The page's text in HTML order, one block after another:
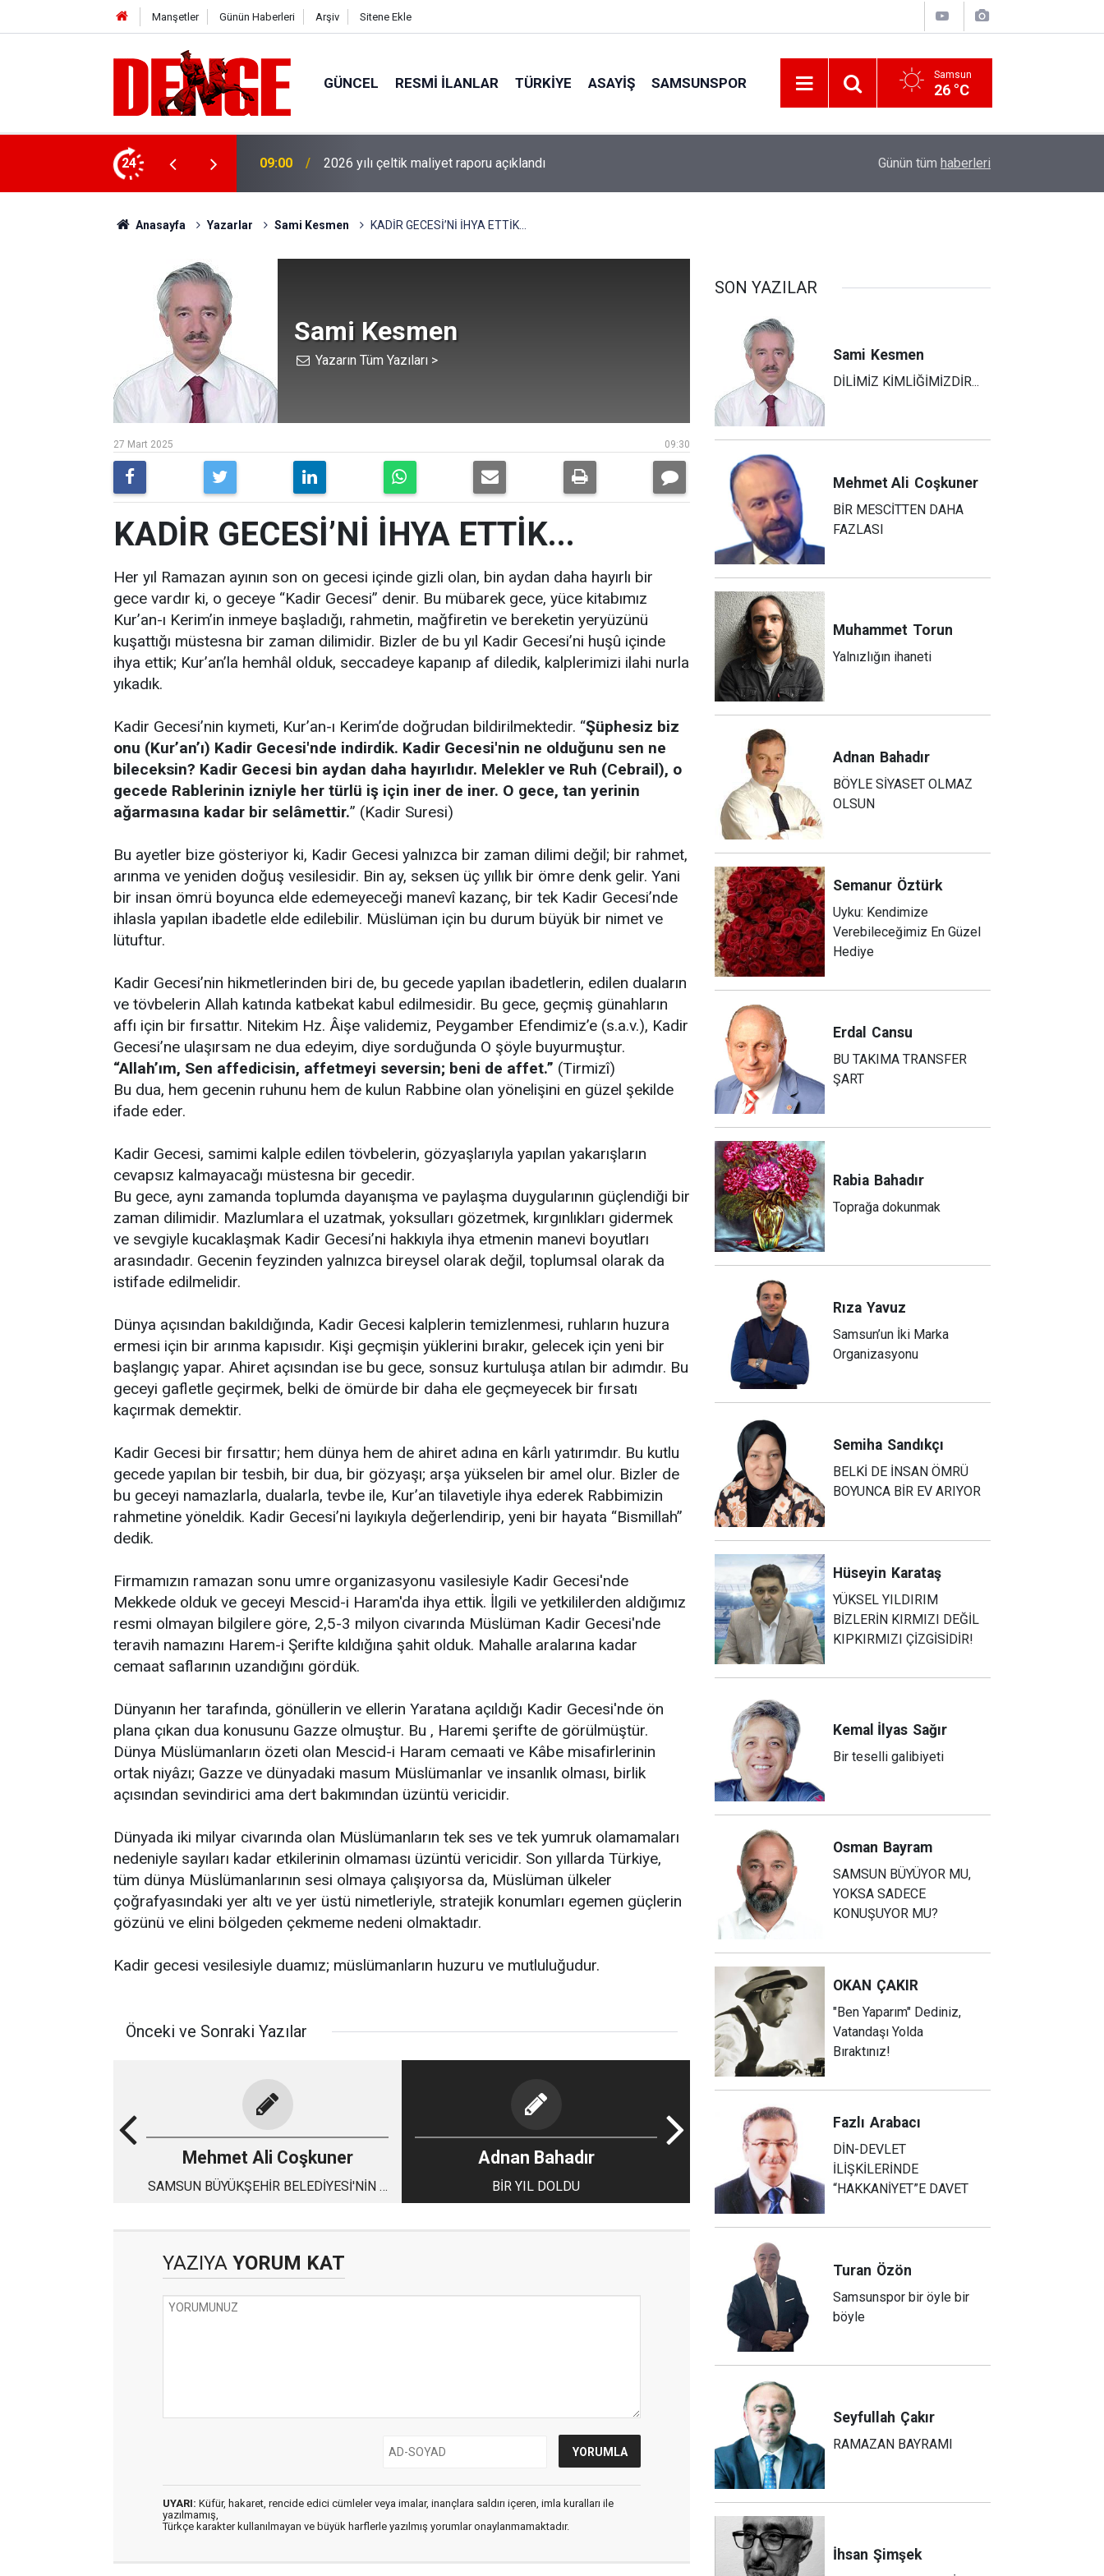
Manşetler Günün Haberleri Arşiv Sitene Ekle
GÜNCEL RESMI İLANLAR TÜRKİYE ASAYİŞ SAMSUNSPOR Samsun
26 °C
24 08:19 Yangın sonucu ev ve traktör kullanılmaz hale geldi Samsun'da uyuşturucu operasyonu: 8 gözaltı
Günün tüm haberleri
Anasayfa Yazarlar Sami Kesmen KADİR GECESİ’Nİ İHYA ETTİK...
Sami Kesmen
Yazarın Tüm Yazıları >
09:30
27 Mart 2025
KADİR GECESİ’Nİ İHYA ETTİK...
Her yıl Ramazan ayının son on gecesi içinde gizli olan, bin aydan daha hayırlı bir
gece vardır ki, o geceye “Kadir Gecesi” denir. Bu mübarek gece, yüce kitabımız
Kur’an-ı Kerim’in inmeye başladığı, rahmetin, mağfiretin ve bereketin yeryüzünü
kuşattığı müstesna bir zaman dilimidir. Bizler de bu yıl Kadir Gecesi’ni huşû içinde
ihya ettik; Kur’an’la hemhâl olduk, seccadeye kapanıp af diledik, kalplerimizi ilahi nurla
yıkadık.
Kadir Gecesi’nin kıymeti, Kur’an-ı Kerim’de doğrudan bildirilmektedir. “Şüphesiz biz
onu (Kur’an’ı) Kadir Gecesi'nde indirdik. Kadir Gecesi'nin ne olduğunu sen ne
bileceksin? Kadir Gecesi bin aydan daha hayırlıdır. Melekler ve Ruh (Cebrail), o
gecede Rablerinin izniyle her türlü iş için iner de iner. O gece, tan yerinin
ağarmasına kadar bir selâmettir.” (Kadir Suresi)
Bu ayetler bize gösteriyor ki, Kadir Gecesi yalnızca bir zaman dilimi değil; bir rahmet,
arınma ve yeniden doğuş vesilesidir. Bin ay, seksen üç yıllık bir ömre denk gelir. Yani
bir insan ömrü boyunca elde edemeyeceği manevî kazanç, bir tek Kadir Gecesi’nde
ihlasla yapılan ibadetle elde edilebilir. Müslüman için bu durum büyük bir nimet ve
lütuftur.
Kadir Gecesi’nin hikmetlerinden biri de, bu gecede yapılan ibadetlerin, edilen duaların
ve tövbelerin Allah katında katbekat kabul edilmesidir. Bu gece, geçmiş günahların
affı için bir fırsattır. Nitekim Hz. Âişe validemiz, Peygamber Efendimiz’e (s.a.v.), Kadir
Gecesi’ne ulaşırsam ne dua edeyim, diye sorduğunda O şöyle buyurmuştur.
“Allah’ım, Sen affedicisin, affetmeyi seversin; beni de affet.” (Tirmizî)
Bu dua, hem gecenin ruhunu hem de kulun Rabbine olan yönelişini en güzel şekilde
ifade eder.
Kadir Gecesi, samimi kalple edilen tövbelerin, gözyaşlarıyla yapılan yakarışların
cevapsız kalmayacağı müstesna bir gecedir.
Bu gece, aynı zamanda toplumda dayanışma ve paylaşma duygularının güçlendiği bir
zaman dilimidir. Mazlumlara el uzatmak, yoksulları gözetmek, kırgınlıkları gidermek
ve sevgiyle kucaklaşmak Kadir Gecesi’ni hakkıyla ihya etmenin manevi boyutları
arasındadır. Gecenin feyzinden yalnızca bireysel olarak değil, toplumsal olarak da
istifade edilmelidir.
Dünya açısından bakıldığında, Kadir Gecesi kalplerin temizlenmesi, ruhların huzura
ermesi için bir arınma kapısıdır. Kişi geçmişin yüklerini bırakır, gelecek için yeni bir
başlangıç yapar. Ahiret açısından ise bu gece, sonsuz kurtuluşa atılan bir adımdır. Bu
geceyi gafletle geçirmek, belki de ömürde bir daha ele geçmeyecek bir fırsatı
kaçırmak demektir.
Kadir Gecesi bir fırsattır; hem dünya hem de ahiret adına en kârlı yatırımdır. Bu kutlu
gecede yapılan bir tesbih, bir dua, bir gözyaşı; arşa yükselen bir amel olur. Bizler de
bu geceyi namazlarla, dualarla, tevbe ile, Kur’an tilavetiyle ihya ederek Rabbimizin
rahmetine yöneldik. Kadir Gecesi’ni layıkıyla değerlendirip, yeni bir hayata “Bismillah”
dedik.
Firmamızın ramazan sonu umre organizasyonu vasilesiyle Kadir Gecesi'nde
Mekkede olduk ve geceyi Mescid-i Haram'da ihya ettik. İlgili ve yetkililerden aldığımız
resmi olmayan bilgilere göre, 2,5-3 milyon civarında Müslüman Kadir Gecesi'nde
teravih namazını Harem-i Şerifte kıldığına şahit olduk. Mahalle aralarına kadar
cemaat saflarının uzandığını gördük.
Dünyanın her tarafında, gönüllerin ve ellerin Yaratana açıldığı Kadir Gecesi'nde ön
plana çıkan dua konusunu Gazze olmuştur. Bu , Haremi şerifte de görülmüştür.
Dünya Müslümanların özeti olan Mescid-i Haram cemaati ve Kâbe misafirlerinin
ortak niyâzı; Gazze ve dünyadaki masum Müslümanlar ve insanlık olması, birlik
açısından sevindirici ama dert bakımından üzüntü vericidir.
Dünyada iki milyar civarında olan Müslümanların tek ses ve tek yumruk olamamaları
nedeniyle sayıları kadar etkilerinin olmaması üzüntü vericidir. Son yıllarda Türkiye,
tüm dünya Müslümanlarının sesi olmaya çalışıyorsa da, Müslüman ülkeler
çoğrafyasındaki yer altı ve yer üstü nimetleriyle, stratejik konumları egemen güçlerin
gözünü ve elini bölgeden çekmeme nedeni olmaktadır.
Kadir gecesi vesilesiyle duamız; müslümanların huzuru ve mutluluğudur.
Önceki ve Sonraki Yazılar
Mehmet Ali Coşkuner
SAMSUN BÜYÜKŞEHİR BELEDİYESİ'NİN 1
Adnan Bahadır
BİR YIL DOLDU
YAZIYA YORUM KAT
UYARI: Küfür, hakaret, rencide edici cümleler veya imalar, inançlara saldırı içeren, imla kuralları ile
yazılmamış,
Türkçe karakter kullanılmayan ve büyük harflerle yazılmış yorumlar onaylanmamaktadır.
SON YAZILAR
Sami Kesmen
DİLİMİZ KİMLİĞİMİZDİR...
Mehmet Ali Coşkuner
BİR MESCİTTEN DAHA
FAZLASI
Muhammet Torun
Yalnızlığın ihaneti
Adnan Bahadır
BÖYLE SİYASET OLMAZ
OLSUN
Semanur Öztürk
Uyku: Kendimize
Verebileceğimiz En Güzel
Hediye
Erdal Cansu
BU TAKIMA TRANSFER
ŞART
Rabia Bahadır
Toprağa dokunmak
Rıza Yavuz
Samsun’un İki Marka
Organizasyonu
Semiha Sandıkçı
BELKİ DE İNSAN ÖMRÜ
BOYUNCA BİR EV ARIYOR
Hüseyin Karataş
YÜKSEL YILDIRIM
BİZLERİN KIRMIZI DEĞİL
KIPKIRMIZI ÇİZGİSİDİR!
Kemal İlyas Sağır
Bir teselli galibiyeti
Osman Bayram
SAMSUN BÜYÜYOR MU,
YOKSA SADECE
KONUŞUYOR MU?
OKAN ÇAKIR
"Ben Yaparım" Dediniz,
Vatandaşı Yolda
Bıraktınız!
Fazlı Arabacı
DİN-DEVLET
İLİŞKİLERİNDE
“HAKKANİYET”E DAVET
Turan Özön
Samsunspor bir öyle bir
böyle
Seyfullah Çakır
RAMAZAN BAYRAMI
İhsan Şimşek